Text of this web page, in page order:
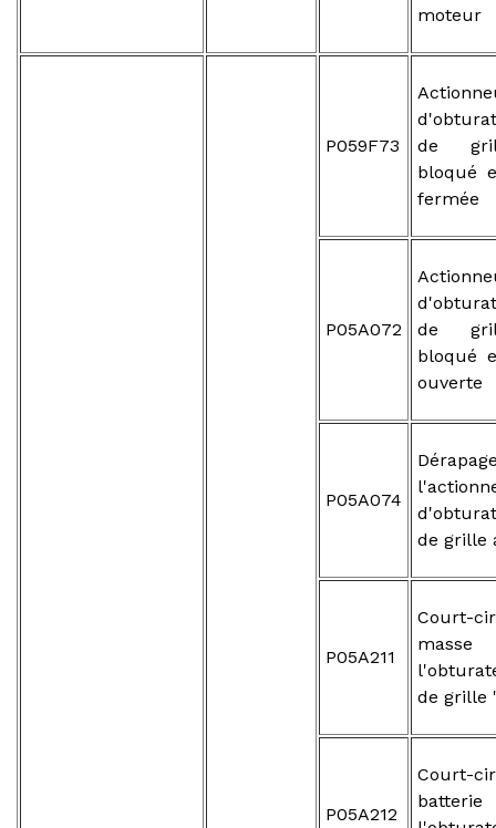
moteur
P059F73
de
bloqué
fermée
P05A072
de
bloqué
ouverte
P05A074
de grille
P05A211
Court-
de grille
P05A212
Court-